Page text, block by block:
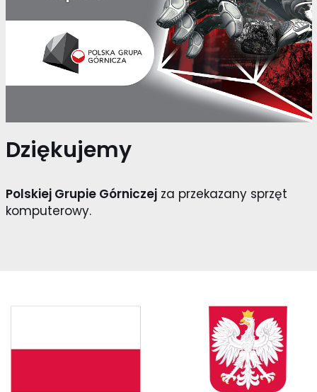
Dziękujemy
Polskiej Grupie Górniczejza przekazany sprzęt
komputerowy.